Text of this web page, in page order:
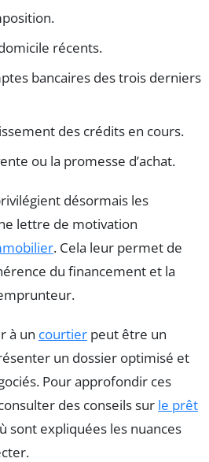
récents.
bancaires des trois derniers
des crédits en cours.
ou la promesse d’achat.
désormais les
lettre de motivation
. Cela leur permet de
du financement et la
à un courtier peut être un
un dossier optimisé et
Pour approfondir ces
des conseils sur le prêt
sont expliquées les nuances